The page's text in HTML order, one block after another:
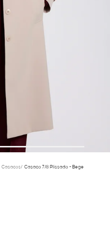
Casacos/ Casaco 7/8 Plissado - Bege